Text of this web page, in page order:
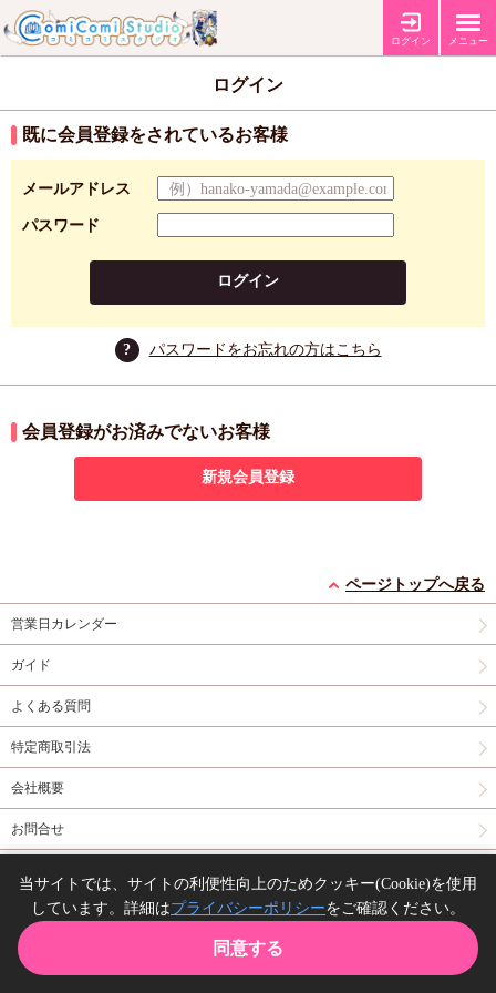
ログイン メニュー
ログイン
既に会員登録をされているお客様
メールアドレス
パスワード
ログイン
? パスワードをお忘れの方はこちら
会員登録がお済みでないお客様
新規会員登録
ページトップへ戻る
営業日カレンダー
ガイド
よくある質問
特定商取引法
会社概要
お問合せ
Copyright(C) comicomi studio. All right reserved.
当サイトでは、サイトの利便性向上のためクッキー(Cookie)を使用
しています。詳細はプライバシーポリシーをご確認ください。
同意する